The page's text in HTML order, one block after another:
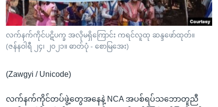
သို့
ကျော်
ကြည့်
ရန်
ရန်
သို့
ဗွီအိုအေ လူမှုကွန်ယက်များ
လက်နက်ကိုင်ပဋိပက္ခ အလိုမရှိကြောင်း ကရင်လူထု ဆန္ဒဖော်ထုတ်။
(ဇန်နဝါရီ ၂၄၊ ၂၀၂၁။ ဓာတ်ပုံ - စောမြအေး)
(Zawgyi / Unicode)
လက်နက်ကိုင်တပ်ဖွဲ့တွေအနေနဲ့ NCA အပစ်ရပ်သဘောတူညီ